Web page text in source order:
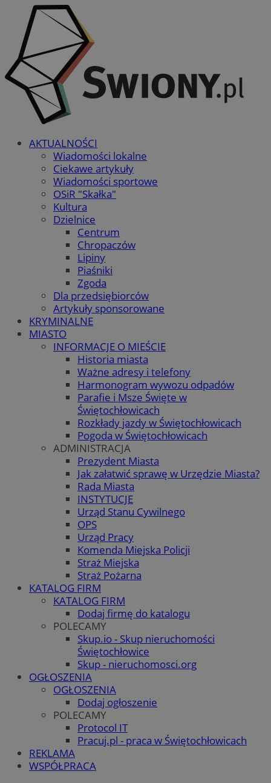
AKTUALNOŚCI
Wiadomości lokalne
Ciekawe artykuły
Wiadomości sportowe
OSiR "Skałka"
Kultura
Dzielnice
Centrum
Chropaczów
Lipiny
Piaśniki
Zgoda
Dla przedsiębiorców
Artykuły sponsorowane
KRYMINALNE
MIASTO
INFORMACJE O MIEŚCIE
Historia miasta
Ważne adresy i telefony
Harmonogram wywozu odpadów
Parafie i Msze Święte w
Świętochłowicach
Rozkłady jazdy w Świętochłowicach
Pogoda w Świętochłowicach
ADMINISTRACJA
Prezydent Miasta
Jak załatwić sprawę w Urzędzie Miasta?
Rada Miasta
INSTYTUCJE
Urząd Stanu Cywilnego
OPS
Urząd Pracy
Komenda Miejska Policji
Straż Miejska
Straż Pożarna
KATALOG FIRM
KATALOG FIRM
Dodaj firmę do katalogu
POLECAMY
Skup.io - Skup nieruchomości
Świętochłowice
Skup - nieruchomosci.org
OGŁOSZENIA
OGŁOSZENIA
Dodaj ogłoszenie
POLECAMY
Protocol IT
Pracuj.pl - praca w Świętochłowicach
REKLAMA
WSPÓŁPRACA